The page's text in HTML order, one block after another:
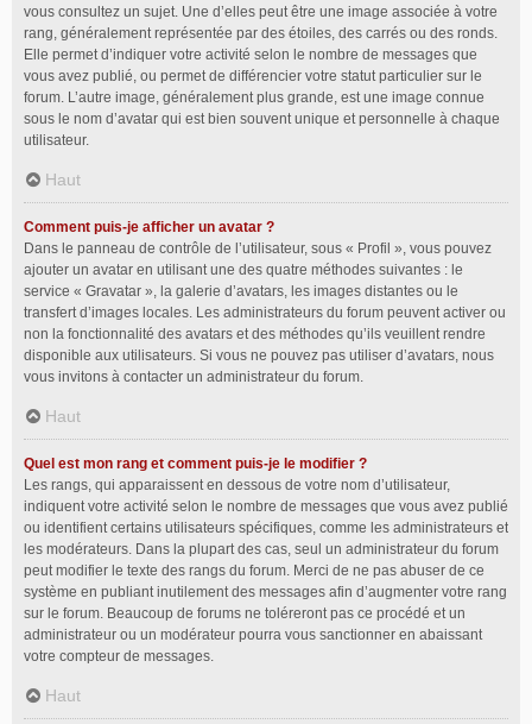
vous consultez un sujet. Une d’elles peut être une image associée à votre
rang, généralement représentée par des étoiles, des carrés ou des ronds.
Elle permet d’indiquer votre activité selon le nombre de messages que
vous avez publié, ou permet de différencier votre statut particulier sur le
forum. L’autre image, généralement plus grande, est une image connue
sous le nom d’avatar qui est bien souvent unique et personnelle à chaque
utilisateur.
Haut
Comment puis-je afficher un avatar ?
Dans le panneau de contrôle de l’utilisateur, sous « Profil », vous pouvez
ajouter un avatar en utilisant une des quatre méthodes suivantes : le
service « Gravatar », la galerie d’avatars, les images distantes ou le
transfert d’images locales. Les administrateurs du forum peuvent activer ou
non la fonctionnalité des avatars et des méthodes qu’ils veuillent rendre
disponible aux utilisateurs. Si vous ne pouvez pas utiliser d’avatars, nous
vous invitons à contacter un administrateur du forum.
Haut
Quel est mon rang et comment puis-je le modifier ?
Les rangs, qui apparaissent en dessous de votre nom d’utilisateur,
indiquent votre activité selon le nombre de messages que vous avez publié
ou identifient certains utilisateurs spécifiques, comme les administrateurs et
les modérateurs. Dans la plupart des cas, seul un administrateur du forum
peut modifier le texte des rangs du forum. Merci de ne pas abuser de ce
système en publiant inutilement des messages afin d’augmenter votre rang
sur le forum. Beaucoup de forums ne toléreront pas ce procédé et un
administrateur ou un modérateur pourra vous sanctionner en abaissant
votre compteur de messages.
Haut